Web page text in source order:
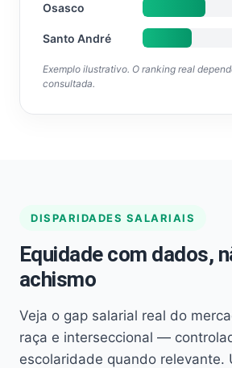
Osasco
Santo André
Exemplo ilustrativo. O ranking real
consultada.
DISPARIDADES SALARIAIS
Equidade com dados,
achismo
Veja o gap salarial real do
raça e interseccional —
escolaridade quando relevante.